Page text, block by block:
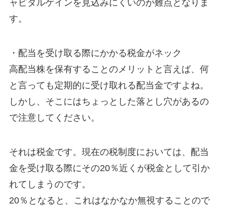
ャピタルゲインを見込みにくいのが難点となりま
す。
・配当を受け取る際にかかる税金がネック
高配当株を保有することのメリットと言えば、何
と言っても定期的に受け取れる配当金ですよね。
しかし、そこにはちょっとした落とし穴があるの
で注意してください。
それは税金です。現在の税制度においては、配当
金を受け取る際にその20％近くが税金として引か
れてしまうのです。
20％となると、これはなかなか無視することので